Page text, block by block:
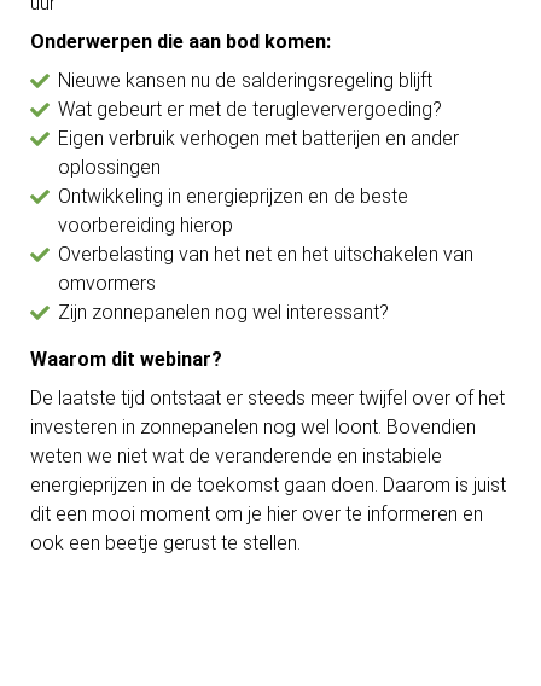
Onderwerpen die aan bod komen:
Nieuwe kansen nu de salderingsregeling blijft
Wat gebeurt er met de terugleververgoeding?
Eigen verbruik verhogen met batterijen en ander
oplossingen
Ontwikkeling in energieprijzen en de beste
voorbereiding hierop
Overbelasting van het net en het uitschakelen van
omvormers
Zijn zonnepanelen nog wel interessant?
Waarom dit webinar?
De laatste tijd ontstaat er steeds meer twijfel over of het
investeren in zonnepanelen nog wel loont. Bovendien
weten we niet wat de veranderende en instabiele
energieprijzen in de toekomst gaan doen. Daarom is juist
dit een mooi moment om je hier over te informeren en
ook een beetje gerust te stellen.